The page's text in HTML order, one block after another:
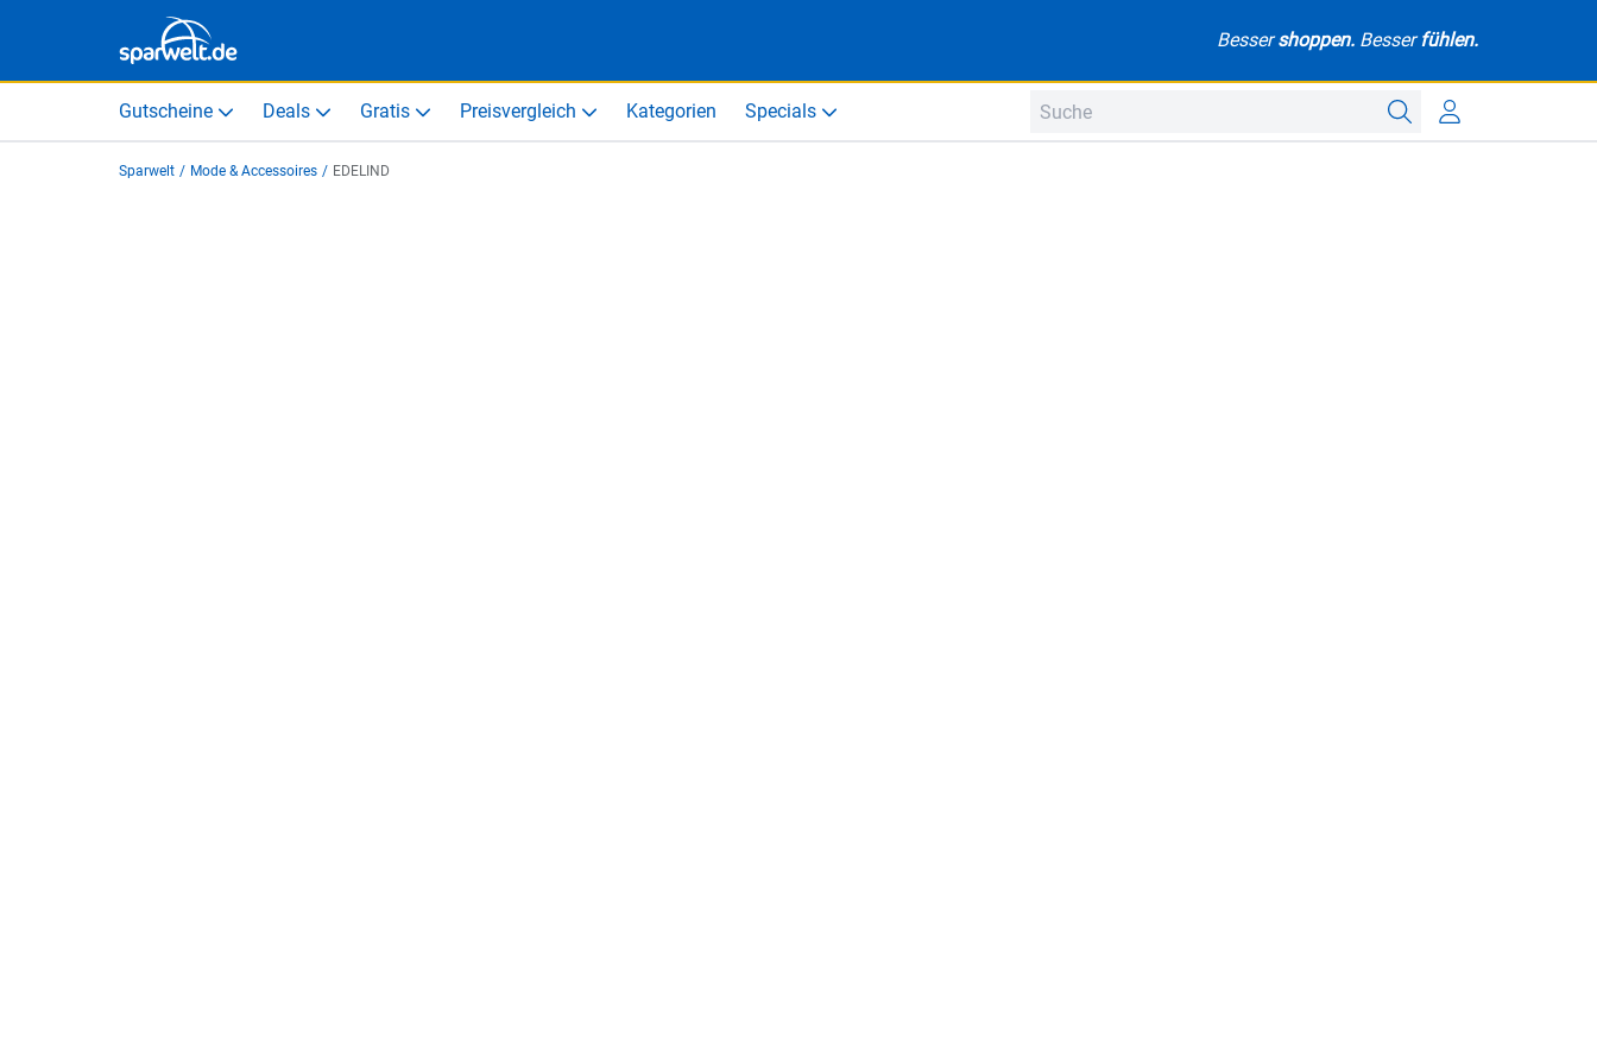
Bessershoppen. Besserfühlen.
Gutscheine Deals Gratis Preisvergleich Kategorien Specials
Sparwelt / Mode & Accessoires / EDELIND